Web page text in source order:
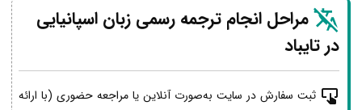
مراحل انجام ترجمه رسمی زبان اسپانیایی
در تایباد
ثبت سفارش در سایت به‌صورت آنلاین یا مراجعه حضوری (با ارائه